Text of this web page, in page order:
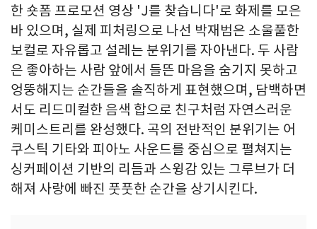
한 숏폼 프로모션 영상 'J를 찾습니다'로 화제를 모은
바 있으며, 실제 피처링으로 나선 박재범은 소울풀한
보컬로 자유롭고 설레는 분위기를 자아낸다. 두 사람
은 좋아하는 사람 앞에서 들뜬 마음을 숨기지 못하고
엉뚱해지는 순간들을 솔직하게 표현했으며, 담백하면
서도 리드미컬한 음색 합으로 친구처럼 자연스러운
케미스트리를 완성했다. 곡의 전반적인 분위기는 어
쿠스틱 기타와 피아노 사운드를 중심으로 펼쳐지는
싱커페이션 기반의 리듬과 스윙감 있는 그루브가 더
해져 사랑에 빠진 풋풋한 순간을 상기시킨다.